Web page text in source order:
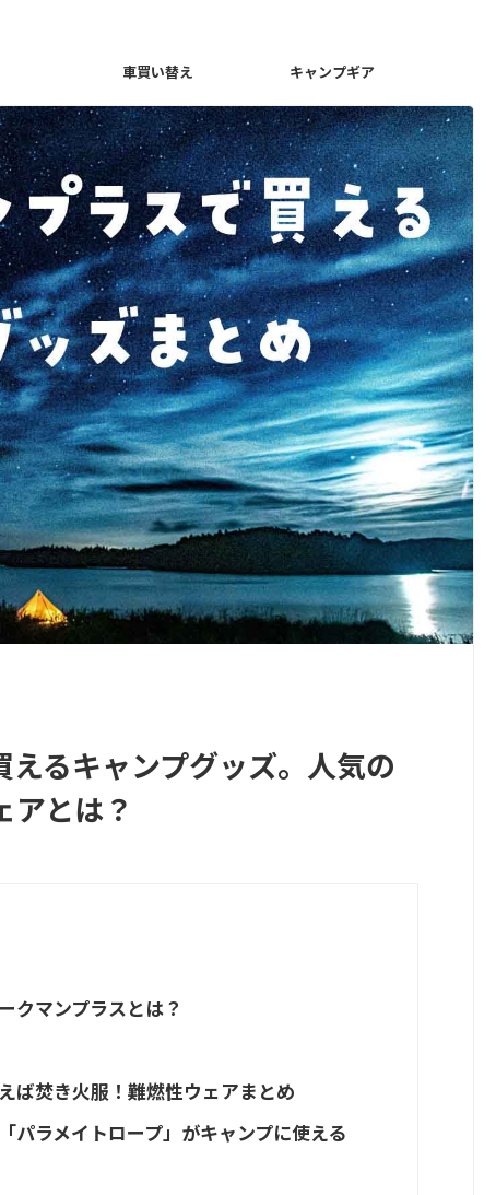
車買い替え キャンプギア
るキャンプグッズ。人気の
アとは？
クマンプラスとは？
ば焚き火服！難燃性ウェアまとめ
パラメイトロープ」がキャンプに使える